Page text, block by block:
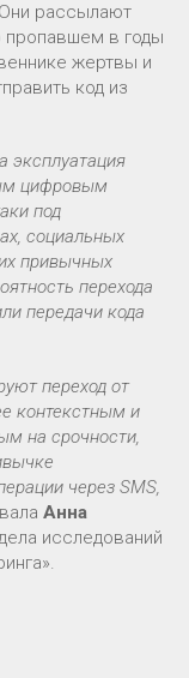
рассылают
пропавшем в годы
жертвы и
код из
эксплуатация
цифровым
под
социальных
привычных
перехода
передачи кода
переход от
контекстным и
на срочности,
через SMS,
Анна
исследований